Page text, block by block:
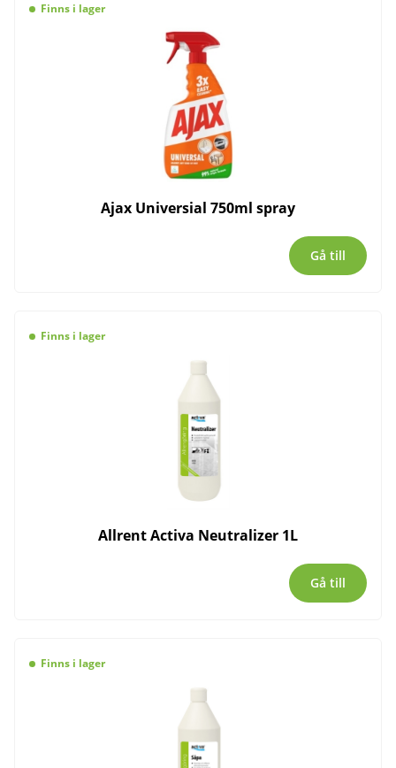
Finns i lager
Ajax Universial 750ml spray
Gå till
Finns i lager
Allrent Activa Neutralizer 1L
Gå till
Finns i lager